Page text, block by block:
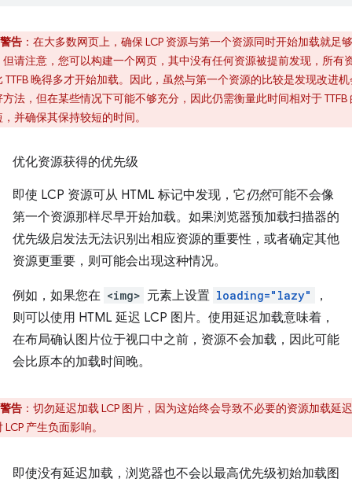
警告 ：在大多数网页上，确保 LCP 资源与第一个资源同时开始加载就足够
但请注意，您可以构建一个网页，其中没有任何资源被提前发现，所有
TTFB 晚得多才开始加载。因此，虽然与第一个资源的比较是发现改进
方法，但在某些情况下可能不够充分，因此仍需衡量此时间相对于 TTFB
并确保其保持较短的时间。
优化资源获得的优先级
即使 LCP 资源可从 HTML 标记中发现，它仍然可能不会像
第一个资源那样尽早开始加载。如果浏览器预加载扫描器的
优先级启发法无法识别出相应资源的重要性，或者确定其他
资源更重要，则可能会出现这种情况。
例如，如果您在 <img> 元素上设置 loading="lazy"
，
则可以使用 HTML 延迟 LCP 图片。使用延迟加载意味着，
在布局确认图片位于视口中之前，资源不会加载，因此可能
会比原本的加载时间晚。
警告 ：切勿延迟加载 LCP 图片，因为这始终会导致不必要的资源加载延
LCP 产生负面影响。
即使没有延迟加载，浏览器也不会以最高优先级初始加载图